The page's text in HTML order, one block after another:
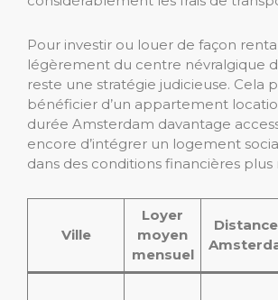
Pour investir ou louer de façon
légèrement du centre névralgique
reste une stratégie judicieuse. Cela
bénéficier d’un appartement
durée Amsterdam davantage
encore d’intégrer un logement
dans des conditions financières plus
Ville
Loyer
moyen
mensuel